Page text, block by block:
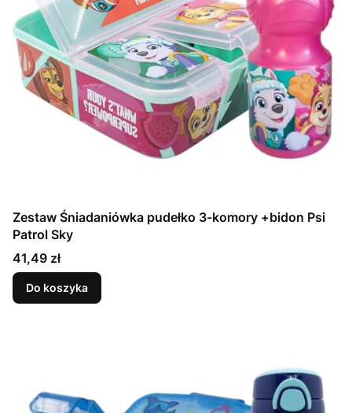
Zestaw Śniadaniówka pudełko 3-komory +bidon Psi
Patrol Sky
Cena
41,49 zł
Do koszyka